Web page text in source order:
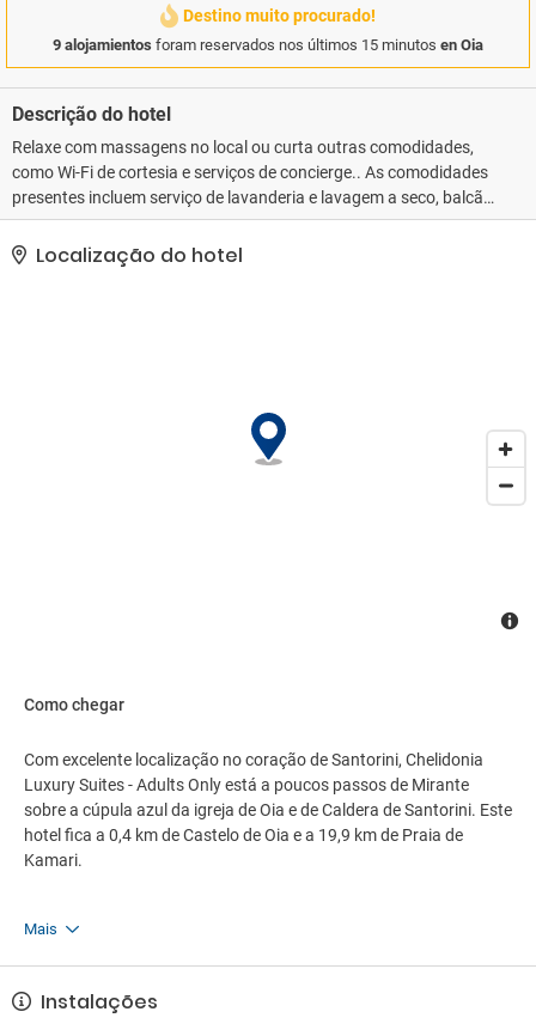
Destino muito procurado!
9 alojamientos foram reservados nos últimos 15 minutos en Oia
Descrição do hotel
Relaxe com massagens no local ou curta outras comodidades,
como Wi-Fi de cortesia e serviços de concierge.. As comodidades
presentes incluem serviço de lavanderia e lavagem a seco, balcão
de recepção 24 horas e armazenamento para bagagem. Mediante
uma sobretaxa, os hóspedes podem utilizar serviço de traslado
de/para o aeroporto (disponível 24 horas) e serviço de traslado
Localização do hotel
Como chegar
Com excelente localização no coração de Santorini, Chelidonia
Luxury Suites - Adults Only está a poucos passos de Mirante
sobre a cúpula azul da igreja de Oia e de Caldera de Santorini. Este
hotel fica a 0,4 km de Castelo de Oia e a 19,9 km de Praia de
Kamari.
Mais
Instalações